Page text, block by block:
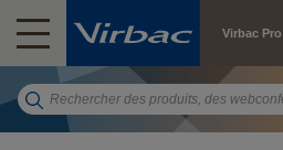
Virbac Pro